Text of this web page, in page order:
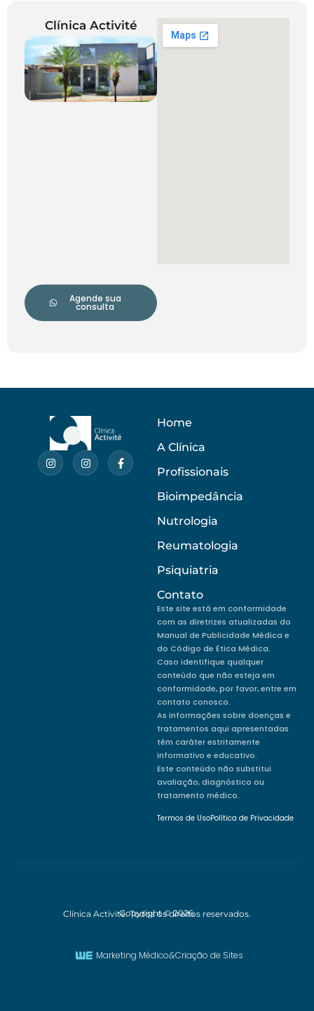
Clínica Activité
Agende sua
consulta
Home
A Clínica
Profissionais
Bioimpedância
Nutrologia
Reumatologia
Psiquiatria
Contato
Este site está em conformidade
com as diretrizes atualizadas do
Manual de Publicidade Médica e
do Código de Ética Médica.
Caso identifique qualquer
conteúdo que não esteja em
conformidade, por favor, entre em
contato conosco.
As informações sobre doenças e
tratamentos aqui apresentadas
têm caráter estritamente
informativo e educativo.
Este conteúdo não substitui
avaliação, diagnóstico ou
tratamento médico.
Termos de UsoPolítica de Privacidade
Copyright © 2026.
Clínica Activité. Todos os direitos reservados.
Marketing Médico&Criação de Sites